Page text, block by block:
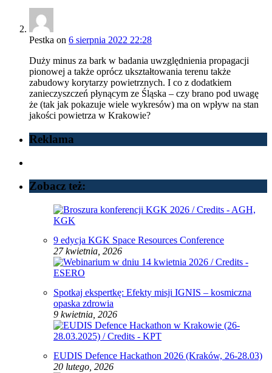
Pestka on 6 sierpnia 2022 22:28
Duży minus za bark w badania uwzględnienia propagacji
pionowej a także oprócz ukształtowania terenu także
zabudowy korytarzy powietrznych. I co z dodatkiem
zanieczyszczeń płynącym ze Śląska – czy brano pod uwagę
że (tak jak pokazuje wiele wykresów) ma on wpływ na stan
jakości powietrza w Krakowie?
Reklama
Zobacz też:
9 edycja KGK Space Resources Conference
27 kwietnia, 2026
Spotkaj ekspertkę: Efekty misji IGNIS – kosmiczna
opaska zdrowia
9 kwietnia, 2026
EUDIS Defence Hackathon 2026 (Kraków, 26-28.03)
20 lutego, 2026